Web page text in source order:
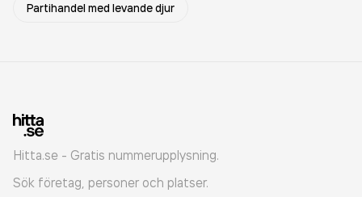
Partihandel med levande djur
Hitta.se - Gratis nummerupplysning.
Sök företag, personer och platser.